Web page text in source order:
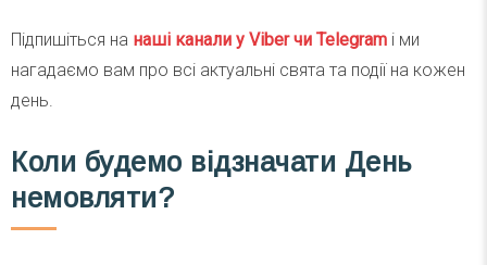
Підпишіться на наші канали у Viber чи Telegram і ми
нагадаємо вам про всі актуальні свята та події на кожен
день.
Коли будемо відзначати День
немовляти?